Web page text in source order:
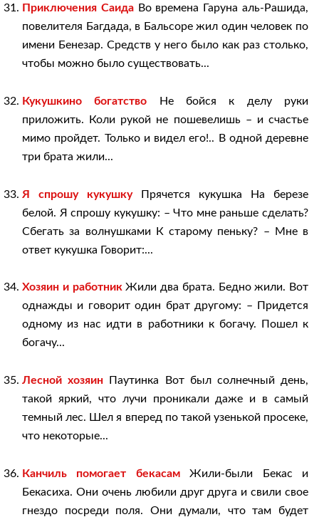
Приключения СаидаВо времена Гаруна аль-Рашида,
повелителя Багдада, в Бальсоре жил один человек по
имени Бенезар. Средств у него было как раз столько,
чтобы можно было существовать...
Кукушкино богатство Не бойся к делу руки
приложить. Коли рукой не пошевелишь – и счастье
мимо пройдет. Только и видел его!.. В одной деревне
три брата жили...
Я спрошу кукушкуПрячется кукушка На березе
белой. Я спрошу кукушку: – Что мне раньше сделать?
Сбегать за волнушками К старому пеньку? – Мне в
ответ кукушка Говорит:...
Хозяин и работникЖили два брата. Бедно жили. Вот
однажды и говорит один брат другому: – Придется
одному из нас идти в работники к богачу. Пошел к
богачу...
Лесной хозяин Паутинка Вот был солнечный день,
такой яркий, что лучи проникали даже и в самый
темный лес. Шел я вперед по такой узенькой просеке,
что некоторые...
Канчиль помогает бекасамЖили-были Бекас и
Бекасиха. Они очень любили друг друга и свили свое
гнездо посреди поля. Они думали, что там будет